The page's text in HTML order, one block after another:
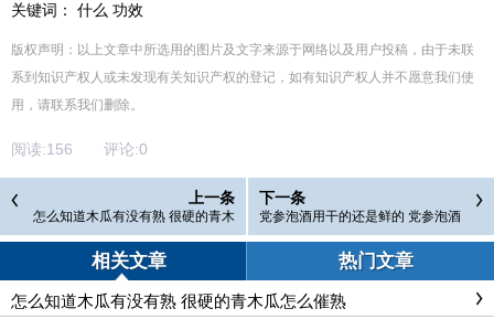
关键词： 什么 功效
版权声明：以上文章中所选用的图片及文字来源于网络以及用户投稿，由于未联
系到知识产权人或未发现有关知识产权的登记，如有知识产权人并不愿意我们使
用，请联系我们删除。
阅读:156 评论:0
上一条
怎么知道木瓜有没有熟 很硬的青木
瓜怎么催熟
下一条
党参泡酒用干的还是鲜的 党参泡酒
用多少度酒好
相关文章 热门文章
怎么知道木瓜有没有熟 很硬的青木瓜怎么催熟